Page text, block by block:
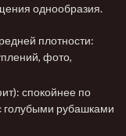
однообразия.
плотности:
фото,
спокойнее по
голубыми рубашками